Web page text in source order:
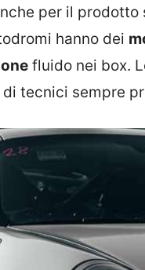
per il
hanno dei
fluido nei box.
tecnici sempre